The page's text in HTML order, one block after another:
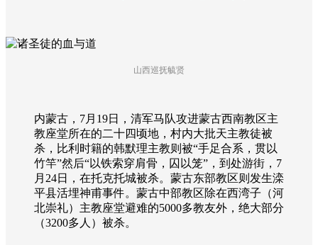
山西巡抚毓贤
内蒙古，7月19日，清军马队攻进蒙古西南教区主
教座堂所在的二十四顷地，村内大批天主教徒被
杀，比利时籍的韩默理主教则被“手足合系，贯以
竹竿”然后“以铁索穿肩骨，囚以笼”，到处游街，7
月24日，在托克托城被杀。蒙古东部教区则发生滦
平县活埋神甫事件。蒙古中部教区除在西湾子（河
北崇礼）主教座堂避难的5000多教友外，绝大部分
（3200多人）被杀。